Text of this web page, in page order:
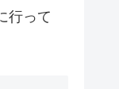
行って